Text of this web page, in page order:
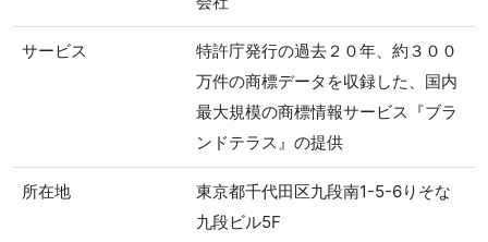
サービス
特許庁発行の過去２０年、約３００
万件の商標データを収録した、国内
最大規模の商標情報サービス『ブラ
ンドテラス』の提供
所在地
東京都千代田区九段南1-5-6りそな
九段ビル5F